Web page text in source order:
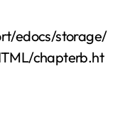
edocs/storage/
chapterb.ht